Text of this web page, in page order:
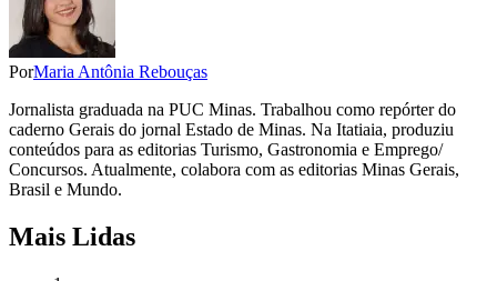
PorMaria Antônia Rebouças
Jornalista graduada na PUC Minas. Trabalhou como repórter do
caderno Gerais do jornal Estado de Minas. Na Itatiaia, produziu
conteúdos para as editorias Turismo, Gastronomia e Emprego/
Concursos. Atualmente, colabora com as editorias Minas Gerais,
Brasil e Mundo.
Mais Lidas